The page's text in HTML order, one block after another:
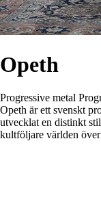
Opeth
Progressive metal
Opeth är ett svenskt
utvecklat en distinkt
kultföljare världen